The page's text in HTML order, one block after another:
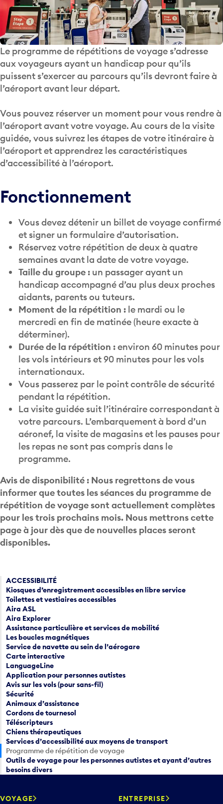
Le programme de répétitions de voyage s’adresse
aux voyageurs ayant un handicap pour qu’ils
puissent s’exercer au parcours qu’ils devront faire à
l’aéroport avant leur départ.
Vous pouvez réserver un moment pour vous rendre à
l’aéroport avant votre voyage. Au cours de la visite
guidée, vous suivrez les étapes de votre itinéraire à
l’aéroport et apprendrez les caractéristiques
d’accessibilité à l’aéroport.
Fonctionnement
Vous devez détenir un billet de voyage confirmé
et signer un formulaire d’autorisation.
Réservez votre répétition de deux à quatre
semaines avant la date de votre voyage.
Taille du groupe :un passager ayant un
handicap accompagné d’au plus deux proches
aidants, parents ou tuteurs.
Moment de la répétition :le mardi ou le
mercredi en fin de matinée (heure exacte à
déterminer).
Durée de la répétition :environ 60 minutes pour
les vols intérieurs et 90 minutes pour les vols
internationaux.
Vous passerez par le point contrôle de sécurité
pendant la répétition.
La visite guidée suit l’itinéraire correspondant à
votre parcours. L’embarquement à bord d’un
aéronef, la visite de magasins et les pauses pour
les repas ne sont pas compris dans le
programme.
Avis de disponibilité : Nous regrettons de vous
informer que toutes les séances du programme de
répétition de voyage sont actuellement complètes
pour les trois prochains mois. Nous mettrons cette
page à jour dès que de nouvelles places seront
disponibles.
ACCESSIBILITÉ
Kiosques d’enregistrement accessibles en libre service
Toilettes et vestiaires accessibles
Aira ASL
Aira Explorer
Assistance particulière et services de mobilité
Les boucles magnétiques
Service de navette au sein de l’aérogare
Carte interactive
LanguageLine
Application pour personnes autistes
Avis sur les vols (pour sans-fil)
Sécurité
Animaux d’assistance
Cordons de tournesol
Téléscripteurs
Chiens thérapeutiques
Services d’accessibilité aux moyens de transport
Programme de répétition de voyage
Outils de voyage pour les personnes autistes et ayant d’autres
besoins divers
VOYAGE ENTREPRISE